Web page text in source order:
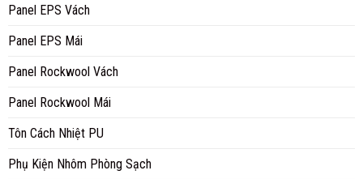
Panel EPS Vách
Panel EPS Mái
Panel Rockwool Vách
Panel Rockwool Mái
Tôn Cách Nhiệt PU
Phụ Kiện Nhôm Phòng Sạch